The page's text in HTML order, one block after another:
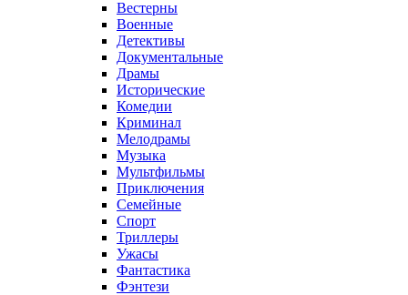
Вестерны
Военные
Детективы
Документальные
Драмы
Исторические
Комедии
Криминал
Мелодрамы
Музыка
Мультфильмы
Приключения
Семейные
Спорт
Триллеры
Ужасы
Фантастика
Фэнтези